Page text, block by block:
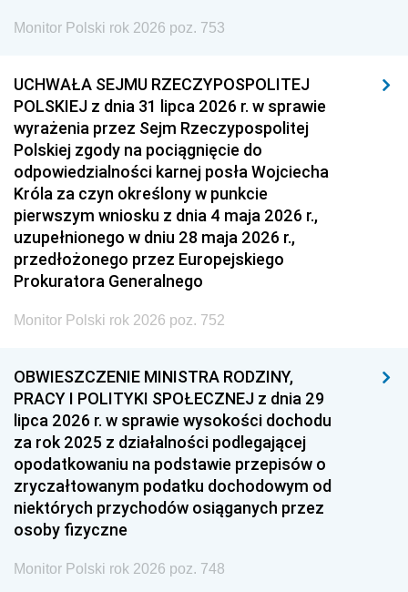
Monitor Polski rok 2026 poz. 753
UCHWAŁA SEJMU RZECZYPOSPOLITEJ
POLSKIEJ z dnia 31 lipca 2026 r. w sprawie
wyrażenia przez Sejm Rzeczypospolitej
Polskiej zgody na pociągnięcie do
odpowiedzialności karnej posła Wojciecha
Króla za czyn określony w punkcie
pierwszym wniosku z dnia 4 maja 2026 r.,
uzupełnionego w dniu 28 maja 2026 r.,
przedłożonego przez Europejskiego
Prokuratora Generalnego
Monitor Polski rok 2026 poz. 752
OBWIESZCZENIE MINISTRA RODZINY,
PRACY I POLITYKI SPOŁECZNEJ z dnia 29
lipca 2026 r. w sprawie wysokości dochodu
za rok 2025 z działalności podlegającej
opodatkowaniu na podstawie przepisów o
zryczałtowanym podatku dochodowym od
niektórych przychodów osiąganych przez
osoby fizyczne
Monitor Polski rok 2026 poz. 748